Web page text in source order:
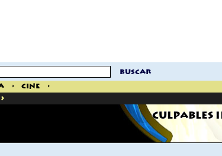
buscar
> Cine
>
>
CULPABLES